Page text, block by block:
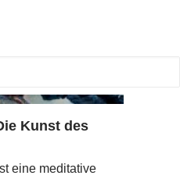
Kunst des
eine meditative